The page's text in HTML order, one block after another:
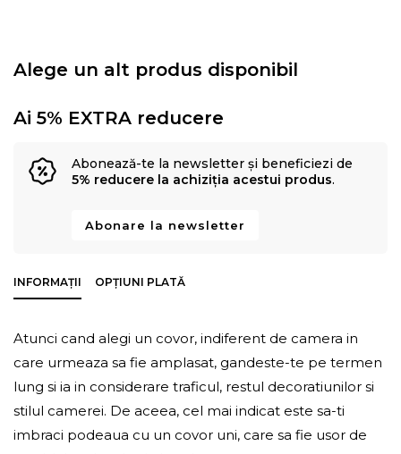
Alege un alt produs disponibil
Ai 5% EXTRA reducere
Abonează-te la newsletter și beneficiezi de
5% reducere la achiziția acestui produs.
Abonare la newsletter
INFORMAȚII OPȚIUNI PLATĂ
Atunci cand alegi un covor, indiferent de camera in
care urmeaza sa fie amplasat, gandeste-te pe termen
lung si ia in considerare traficul, restul decoratiunilor si
stilul camerei. De aceea, cel mai indicat este sa-ti
imbraci podeaua cu un covor uni, care sa fie usor de